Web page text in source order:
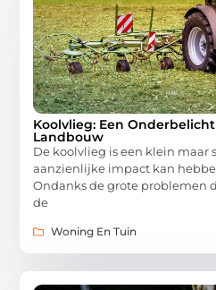
Koolvlieg: Een
Landbouw
De koolvlieg is een klein maar
aanzienlijke impact kan
Ondanks de grote problemen
de
Woning En Tuin